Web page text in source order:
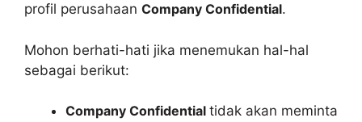
profil perusahaan Company Confidential.
Mohon berhati-hati jika menemukan hal-hal
sebagai berikut:
Company Confidential tidak akan meminta